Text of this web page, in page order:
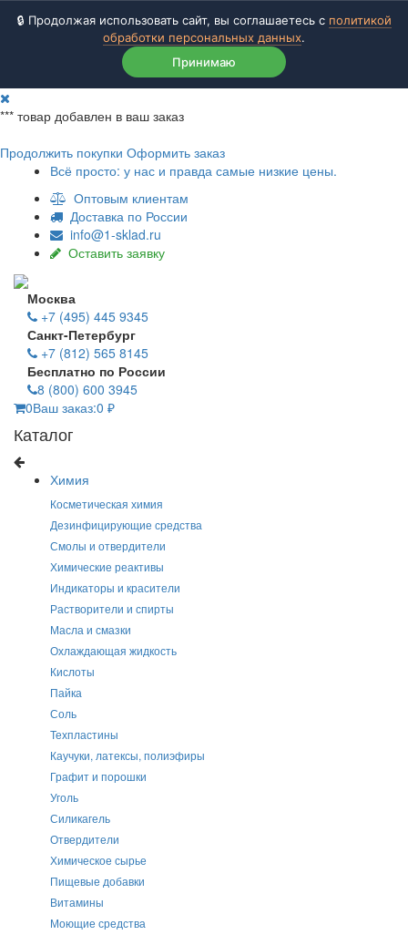
🔒 Продолжая использовать сайт, вы соглашаетесь с политикой
обработки персональных данных.
Принимаю
*** товар добавлен в ваш заказ
Продолжить покупки Оформить заказ
Всё просто: у нас и правда самые низкие цены.
Оптовым клиентам
Доставка по России
info@1-sklad.ru
Оставить заявку
Москва
+7 (495) 445 9345
Санкт-Петербург
+7 (812) 565 8145
Бесплатно по России
8 (800) 600 3945
0Ваш заказ:0 ₽
Каталог
Химия
Косметическая химия
Дезинфицирующие средства
Смолы и отвердители
Химические реактивы
Индикаторы и красители
Растворители и спирты
Масла и смазки
Охлаждающая жидкость
Кислоты
Пайка
Соль
Техпластины
Каучуки, латексы, полиэфиры
Графит и порошки
Уголь
Силикагель
Отвердители
Химическое сырье
Пищевые добавки
Витамины
Моющие средства